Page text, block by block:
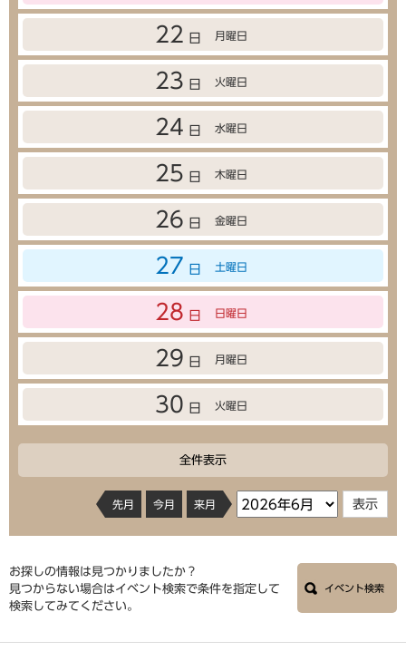
22 日 月曜日
23 日 火曜日
24 日 水曜日
25 日 木曜日
26 日 金曜日
27 日 土曜日
28 日 日曜日
29 日 月曜日
30 日 火曜日
全件表示
先月 今月 来月
お探しの情報は見つかりましたか？
見つからない場合はイベント検索で条件を指定して
検索してみてください。
イベント検索